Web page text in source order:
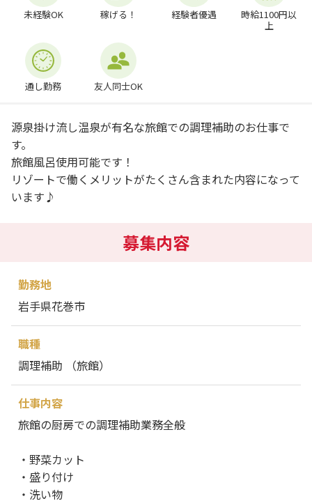
未経験OK 稼げる！ 経験者優遇
時給1100円以
上
通し勤務 友人同士OK
源泉掛け流し温泉が有名な旅館での調理補助のお仕事で
す。
旅館風呂使用可能です！
リゾートで働くメリットがたくさん含まれた内容になって
います♪
募集内容
勤務地
岩手県花巻市
職種
調理補助 （旅館）
仕事内容
旅館の厨房での調理補助業務全般
・野菜カット
・盛り付け
・洗い物